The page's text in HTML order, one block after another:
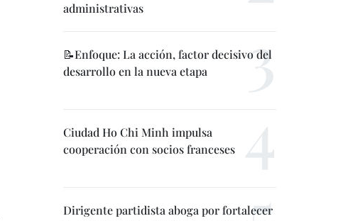
administrativas
📝Enfoque: La acción, factor decisivo del
desarrollo en la nueva etapa
Ciudad Ho Chi Minh impulsa
cooperación con socios franceses
Dirigente partidista aboga por fortalecer